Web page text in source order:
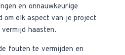
en onnauwkeurige
om elk aspect van je project
haasten.
fouten te vermijden en